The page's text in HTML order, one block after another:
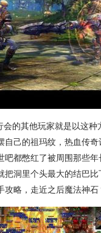
的其他玩家就是以这
自己的祖玛纹，热血传
吧都憋红了被周围那些
把洞里个头最大的结巴
攻略，走近之后魔法神石